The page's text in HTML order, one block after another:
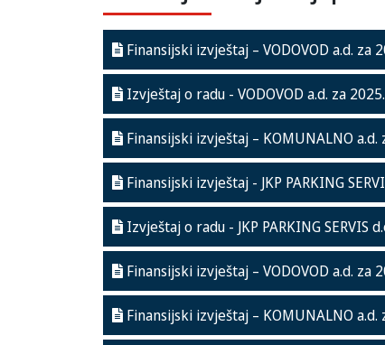
Finansijski izvještaj – VODOVOD a.d. za
Izvještaj o radu - VODOVOD a.d. za 2025.
Finansijski izvještaj – KOMUNALNO a.d.
Finansijski izvještaj - JKP PARKING
Izvještaj o radu - JKP PARKING SERVIS
Finansijski izvještaj – VODOVOD a.d. za
Finansijski izvještaj – KOMUNALNO a.d.